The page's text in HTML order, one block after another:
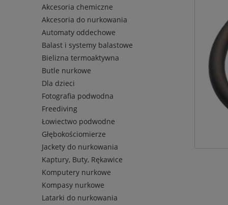
Akcesoria chemiczne
Akcesoria do nurkowania
Automaty oddechowe
Balast i systemy balastowe
Bielizna termoaktywna
Butle nurkowe
Dla dzieci
Fotografia podwodna
Freediving
Łowiectwo podwodne
Głębokościomierze
Jackety do nurkowania
Kaptury, Buty, Rękawice
Komputery nurkowe
Kompasy nurkowe
Latarki do nurkowania